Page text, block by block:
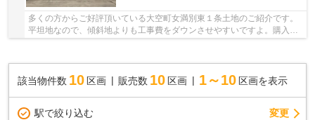
多くの方からご好評頂いている大空町女満別東１条土地のご紹介です。
平坦地なので、傾斜地よりも工事費をダウンさせやすいですよ。購入価
該当物件数 10 区画 販売数 10 区画 1～10 区画を表示
駅で絞り込む 変更